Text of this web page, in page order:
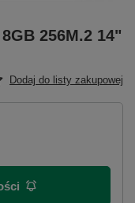
256M.2 14"
Dodaj do listy zakupowej